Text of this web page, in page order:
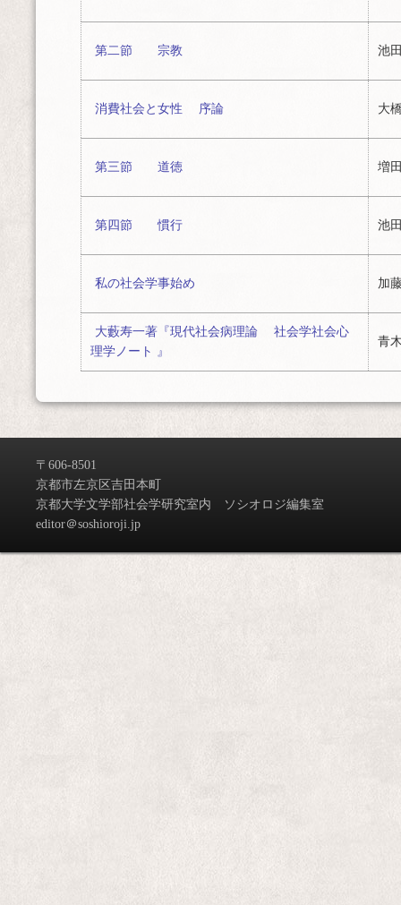
第二節 宗教 池
消費社会と女性 序論 大
第三節 道徳 増
第四節 慣行 池
私の社会学事始め 加
大藪寿一著『現代社会病理論 社会学社会心
理学ノート 』
青
〒606-8501
京都市左京区吉田本町
京都大学文学部社会学研究室内 ソシオロジ編集室
editor＠soshioroji.jp